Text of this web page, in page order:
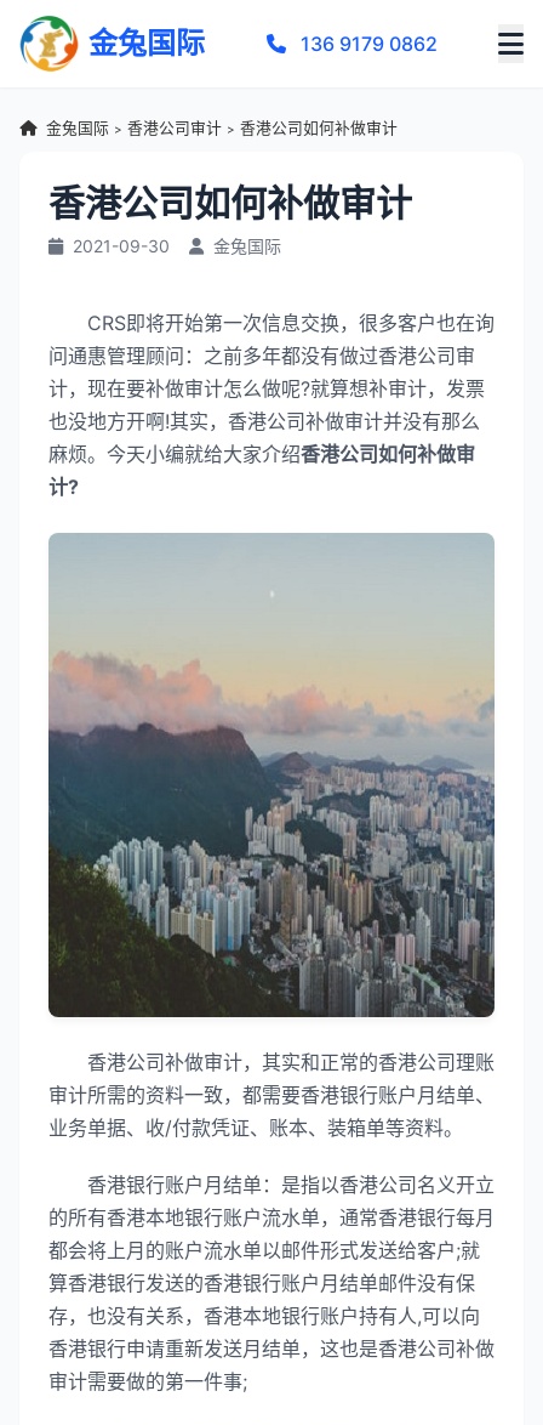
金兔国际 136 9179 0862
金兔国际 > 香港公司审计 > 香港公司如何补做审计
香港公司如何补做审计
2021-09-30 金兔国际
CRS即将开始第一次信息交换，很多客户也在询
问通惠管理顾问：之前多年都没有做过香港公司审
计，现在要补做审计怎么做呢?就算想补审计，发票
也没地方开啊!其实，香港公司补做审计并没有那么
麻烦。今天小编就给大家介绍香港公司如何补做审
计?
香港公司补做审计，其实和正常的香港公司理账
审计所需的资料一致，都需要香港银行账户月结单、
业务单据、收/付款凭证、账本、装箱单等资料。
香港银行账户月结单：是指以香港公司名义开立
的所有香港本地银行账户流水单，通常香港银行每月
都会将上月的账户流水单以邮件形式发送给客户;就
算香港银行发送的香港银行账户月结单邮件没有保
存，也没有关系，香港本地银行账户持有人,可以向
香港银行申请重新发送月结单，这也是香港公司补做
审计需要做的第一件事;